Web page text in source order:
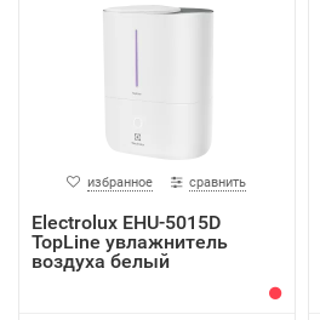
избранное сравнить
Electrolux EHU-5015D
TopLine увлажнитель
воздуха белый